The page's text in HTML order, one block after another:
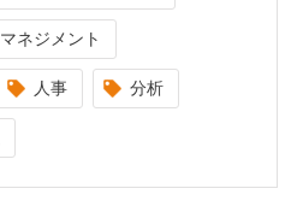
マネジメント
人事 分析